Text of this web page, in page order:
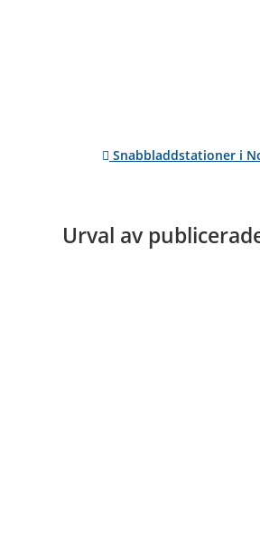
Snabbladdstationer i
Urval av